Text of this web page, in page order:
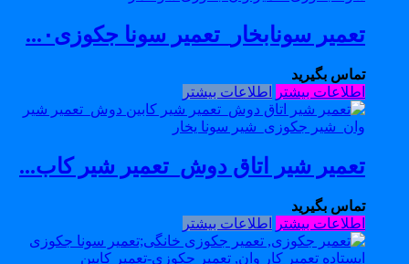
تعمیر سونابخار_تعمیر سونا جکوزی۰...
تماس بگیرید
اطلاعات بیشتر اطلاعات بیشتر
تعمیر شیر اتاق دوش_تعمیر شیر کاب...
تماس بگیرید
اطلاعات بیشتر اطلاعات بیشتر